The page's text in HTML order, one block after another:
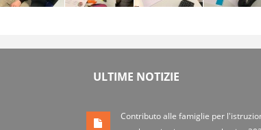
ULTIME NOTIZIE
Contributo alle famiglie per